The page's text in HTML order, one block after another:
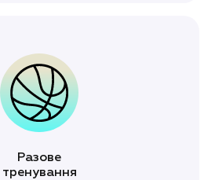
Разове
тренування